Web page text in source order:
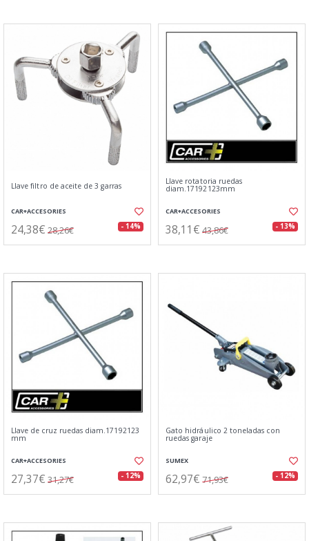
Llave filtro de aceite de 3 garras
CAR+ACCESORIES
24,38€ 28,26€ - 14%
Llave rotatoria ruedas
diam.17192123mm
CAR+ACCESORIES
38,11€ 43,86€ - 13%
Llave de cruz ruedas diam.17192123
mm
CAR+ACCESORIES
27,37€ 31,27€ - 12%
Gato hidráulico 2 toneladas con
ruedas garaje
SUMEX
62,97€ 71,93€ - 12%